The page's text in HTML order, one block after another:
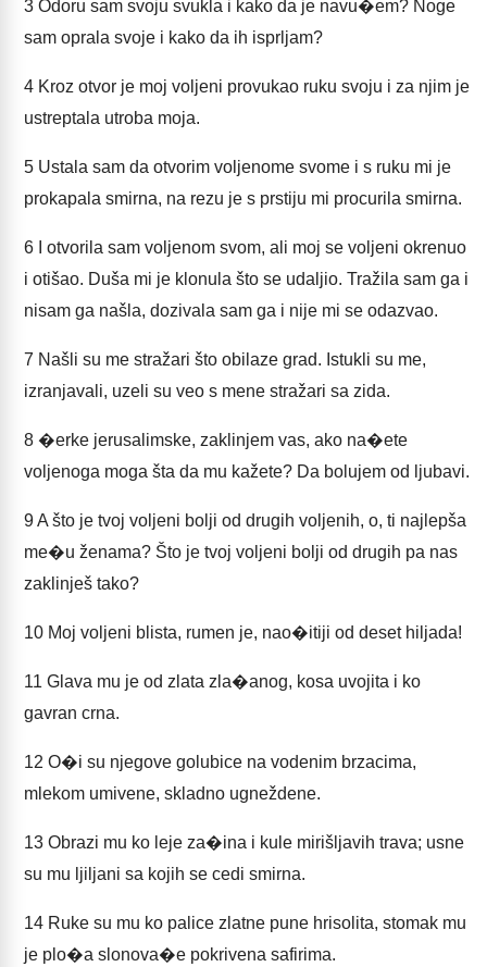
3 Odoru sam svoju svukla i kako da je navu�em? Noge
sam oprala svoje i kako da ih isprljam?
4 Kroz otvor je moj voljeni provukao ruku svoju i za njim je
ustreptala utroba moja.
5 Ustala sam da otvorim voljenome svome i s ruku mi je
prokapala smirna, na rezu je s prstiju mi procurila smirna.
6 I otvorila sam voljenom svom, ali moj se voljeni okrenuo
i otišao. Duša mi je klonula što se udaljio. Tražila sam ga i
nisam ga našla, dozivala sam ga i nije mi se odazvao.
7 Našli su me stražari što obilaze grad. Istukli su me,
izranjavali, uzeli su veo s mene stražari sa zida.
8 �erke jerusalimske, zaklinjem vas, ako na�ete
voljenoga moga šta da mu kažete? Da bolujem od ljubavi.
9A što je tvoj voljeni bolji od drugih voljenih, o, ti najlepša
me�u ženama? Što je tvoj voljeni bolji od drugih pa nas
zaklinješ tako?
10 Moj voljeni blista, rumen je, nao�itiji od deset hiljada!
11 Glava mu je od zlata zla�anog, kosa uvojita i ko
gavran crna.
12 O�i su njegove golubice na vodenim brzacima,
mlekom umivene, skladno ugneždene.
13 Obrazi mu ko leje za�ina i kule mirišljavih trava; usne
su mu ljiljani sa kojih se cedi smirna.
14 Ruke su mu ko palice zlatne pune hrisolita, stomak mu
je plo�a slonova�e pokrivena safirima.